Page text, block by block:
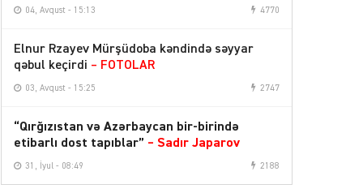
04, Avqust - 15:13 4770
Elnur Rzayev Mürşüdoba kəndində səyyar
qəbul keçirdi – FOTOLAR
03, Avqust - 15:25 2747
“Qırğızıstan və Azərbaycan bir-birində
etibarlı dost tapıblar” – Sadır Japarov
31, İyul - 08:49 2188